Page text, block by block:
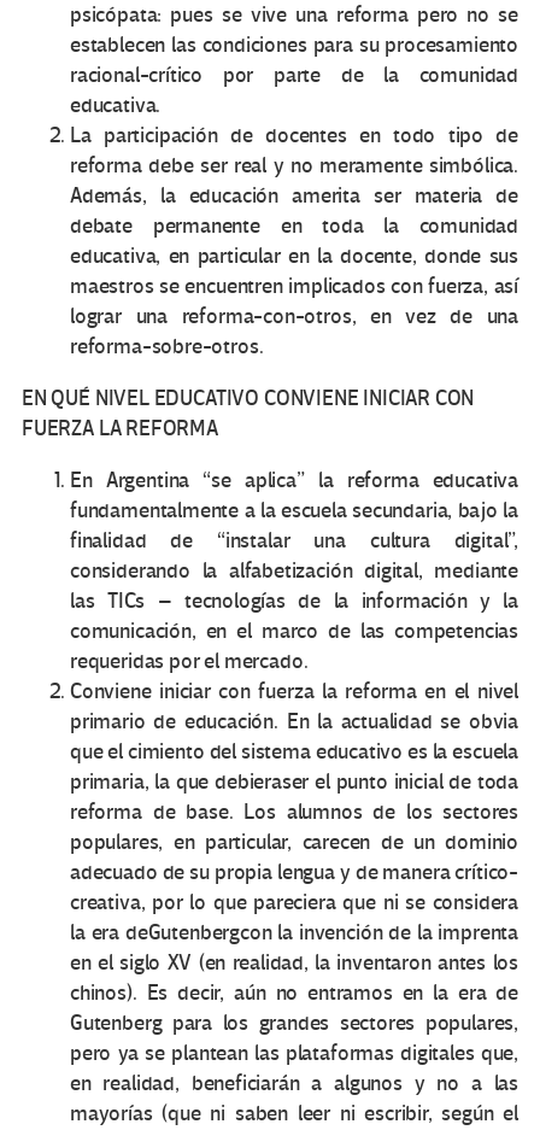
psicópata: pues se vive una reforma pero no se
establecen las condiciones para su procesamiento
racional-crítico por parte de la comunidad
educativa.
La participación de docentes en todo tipo de
reforma debe ser real y no meramente simbólica.
Además, la educación amerita ser materia de
debate permanente en toda la comunidad
educativa, en particular en la docente, donde sus
maestros se encuentren implicados con fuerza, así
lograr una reforma-con-otros, en vez de una
reforma-sobre-otros.
EN QUÉ NIVEL EDUCATIVO CONVIENE INICIAR CON
FUERZA LA REFORMA
En Argentina “se aplica” la reforma educativa
fundamentalmente a la escuela secundaria, bajo la
finalidad de “instalar una cultura digital”,
considerando la alfabetización digital, mediante
las TICs – tecnologías de la información y la
comunicación, en el marco de las competencias
requeridas por el mercado.
Conviene iniciar con fuerza la reforma en el nivel
primario de educación. En la actualidad se obvia
que el cimiento del sistema educativo es la escuela
primaria, la que debieraser el punto inicial de toda
reforma de base. Los alumnos de los sectores
populares, en particular, carecen de un dominio
adecuado de su propia lengua y de manera crítico-
creativa, por lo que pareciera que ni se considera
la era deGutenbergcon la invención de la imprenta
en el siglo XV (en realidad, la inventaron antes los
chinos). Es decir, aún no entramos en la era de
Gutenberg para los grandes sectores populares,
pero ya se plantean las plataformas digitales que,
en realidad, beneficiarán a algunos y no a las
mayorías (que ni saben leer ni escribir, según el